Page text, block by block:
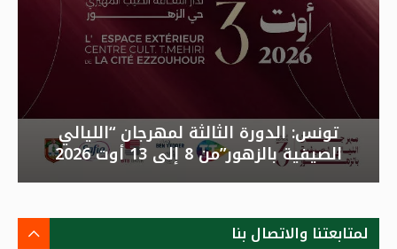
تونس: الدورة الثالثة لمهرجان “الليالي
الصيفية بالزهور”من 8 إلى 13 أوت 2026
لمتابعتنا والاتصال بنا